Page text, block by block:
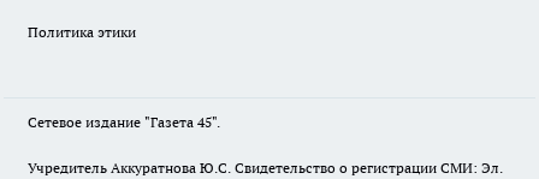
Политика этики
Сетевое издание "Газета 45".
Учредитель Аккуратнова Ю.С. Свидетельство о регистрации СМИ: Эл.